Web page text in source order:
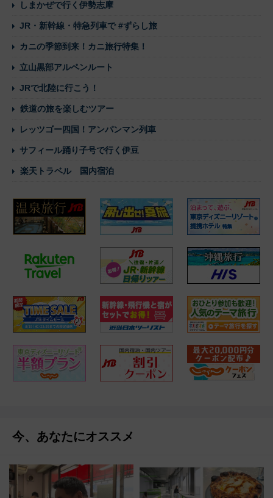
しまかぜで行く伊勢志摩
JR・新幹線・特急列車で #ずらし旅
カニの季節到来！カニ旅行特集！
立山黒部アルペンルート
JRで北陸に行こう！
鉄道の旅を楽しむツアー
レッツゴー四国！アンパンマン列車
サフィール踊り子号で行く伊豆
楽天トラベル 国内宿泊
今、あなたにオススメ